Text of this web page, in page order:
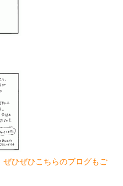
ぜひぜひこちらのブログもご